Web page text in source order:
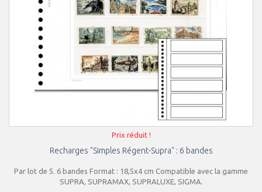
Prix réduit !
Recharges "Simples Régent-Supra" : 6 bandes
Par lot de 5. 6 bandes Format : 18,5x4 cm Compatible avec la gamme
SUPRA, SUPRAMAX, SUPRALUXE, SIGMA.